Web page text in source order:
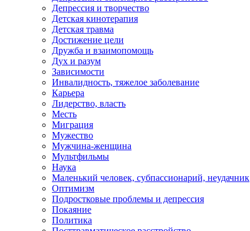
Депрессия и творчество
Детская кинотерапия
Детская травма
Достижение цели
Дружба и взаимопомощь
Дух и разум
Зависимости
Инвалидность, тяжелое заболевание
Карьера
Лидерство, власть
Месть
Миграция
Мужество
Мужчина-женщина
Мультфильмы
Наука
Маленький человек, субпассионарий, неудачник
Оптимизм
Подростковые проблемы и депрессия
Покаяние
Политика